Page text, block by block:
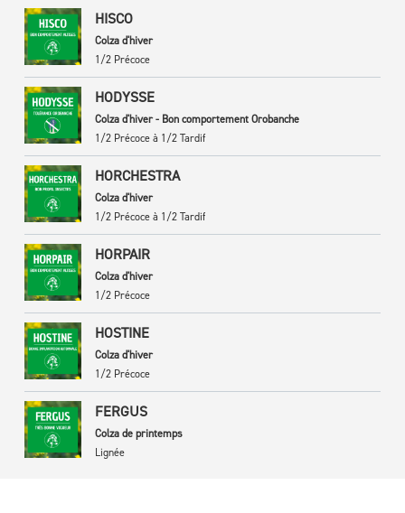
HISCO
Colza d'hiver
1/2 Précoce
HODYSSE
Colza d'hiver - Bon comportement Orobanche
1/2 Précoce à 1/2 Tardif
HORCHESTRA
Colza d'hiver
1/2 Précoce à 1/2 Tardif
HORPAIR
Colza d'hiver
1/2 Précoce
HOSTINE
Colza d'hiver
1/2 Précoce
FERGUS
Colza de printemps
Lignée